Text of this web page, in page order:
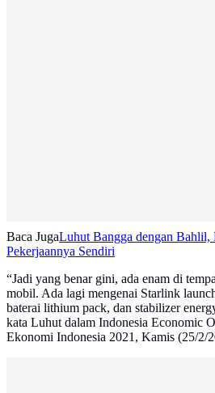
Baca JugaLuhut Bangga dengan
Pekerjaannya Sendiri
“Jadi yang benar gini, ada enam di
mobil. Ada lagi mengenai Starlink
baterai lithium pack, dan stabilizer
kata Luhut dalam Indonesia Economic
Ekonomi Indonesia 2021, Kamis (25/2/